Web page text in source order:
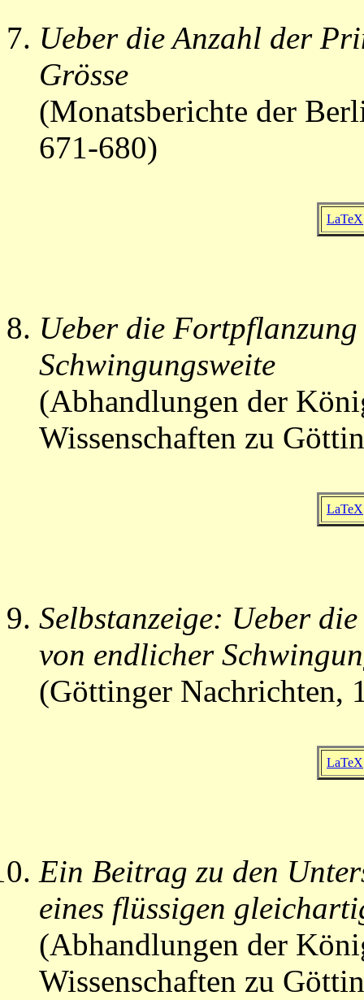
Ueber die Anzahl der
Grösse
(Monatsberichte der
671-680)
LaTeX
Ueber die
Schwingungsweite
(Abhandlungen der
Wissenschaften zu
LaTeX
Selbstanzeige: Ueber
von endlicher
(Göttinger Nachrichten,
LaTeX
Ein Beitrag zu den
eines flüssigen
(Abhandlungen der
Wissenschaften zu